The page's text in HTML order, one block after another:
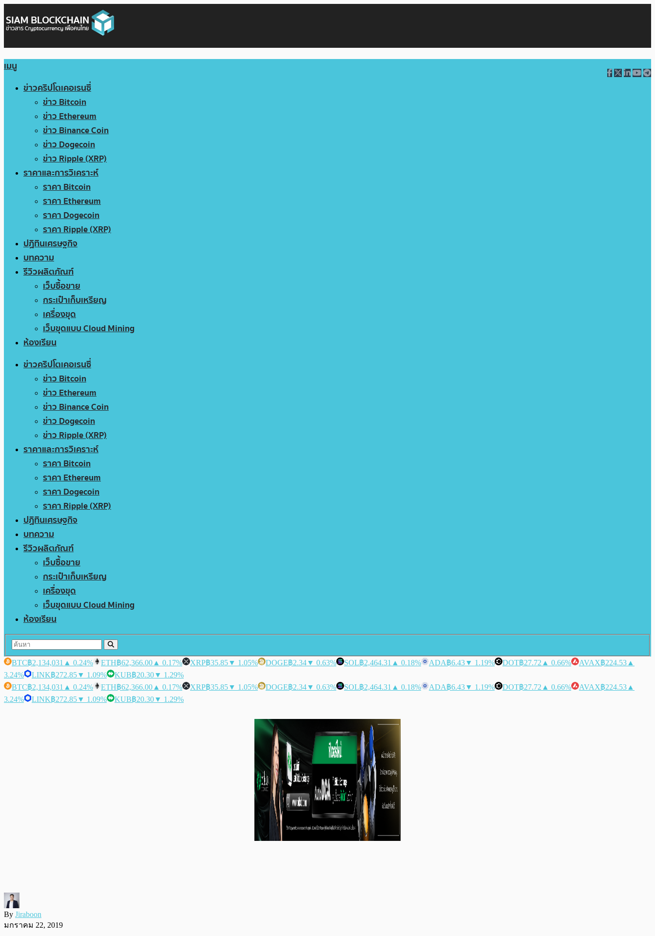
เมนู
ข่าวคริปโตเคอเรนซี่
ข่าว Bitcoin
ข่าว Ethereum
ข่าว Binance Coin
ข่าว Dogecoin
ข่าว Ripple (XRP)
ราคาและการวิเคราะห์
ราคา Bitcoin
ราคา Ethereum
ราคา Dogecoin
ราคา Ripple (XRP)
ปฏิทินเศรษฐกิจ
บทความ
รีวิวผลิตภัณฑ์
เว็บซื้อขาย
กระเป๋าเก็บเหรียญ
เครื่องขุด
เว็บขุดแบบ Cloud Mining
ห้องเรียน
ข่าวคริปโตเคอเรนซี่
ข่าว Bitcoin
ข่าว Ethereum
ข่าว Binance Coin
ข่าว Dogecoin
ข่าว Ripple (XRP)
ราคาและการวิเคราะห์
ราคา Bitcoin
ราคา Ethereum
ราคา Dogecoin
ราคา Ripple (XRP)
ปฏิทินเศรษฐกิจ
บทความ
รีวิวผลิตภัณฑ์
เว็บซื้อขาย
กระเป๋าเก็บเหรียญ
เครื่องขุด
เว็บขุดแบบ Cloud Mining
ห้องเรียน
BTC฿2,134,031 ▲ 0.24% ETH฿62,366.00 ▲ 0.17% XRP฿35.85▼ 1.05% DOGE฿2.34▼ 0.63% SOL฿2,464.31 ▲ 0.18% ADA฿6.43▼ 1.19% DOT฿27.72 ▲ 0.66% AVAX฿224.53 ▲
3.24%
LINK฿272.85▼ 1.09% KUB฿20.30▼ 1.29%
BTC฿2,134,031 ▲ 0.24% ETH฿62,366.00 ▲ 0.17% XRP฿35.85▼ 1.05% DOGE฿2.34▼ 0.63% SOL฿2,464.31 ▲ 0.18% ADA฿6.43▼ 1.19% DOT฿27.72 ▲ 0.66% AVAX฿224.53 ▲
3.24%
LINK฿272.85▼ 1.09% KUB฿20.30▼ 1.29%
By Jiraboon
มกราคม 22, 2019